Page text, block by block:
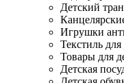
Детский
Игрушки
Текстиль для
Товары для
Детская